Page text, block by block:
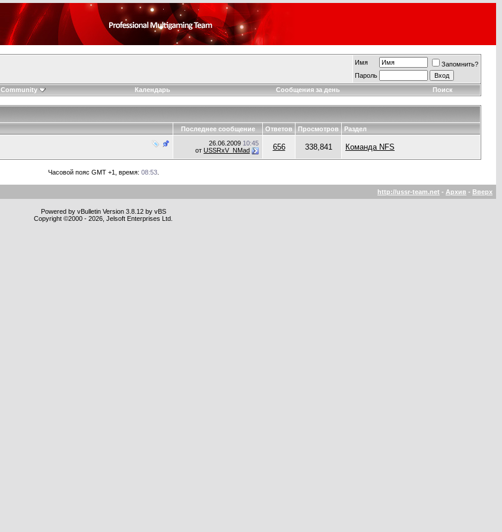
Имя
Запомнить?
Пароль
Community Календарь Сообщения за день Поиск
Последнее сообщение Ответов Просмотров Раздел
26.06.2009 10:45
от USSRxV_NMad 656 338,841 Команда NFS
Часовой пояс GMT +1, время: 08:53.
http://ussr-team.net - Архив - Вверх
Powered by vBulletin Version 3.8.12 by vBS
Copyright ©2000 - 2026, Jelsoft Enterprises Ltd.